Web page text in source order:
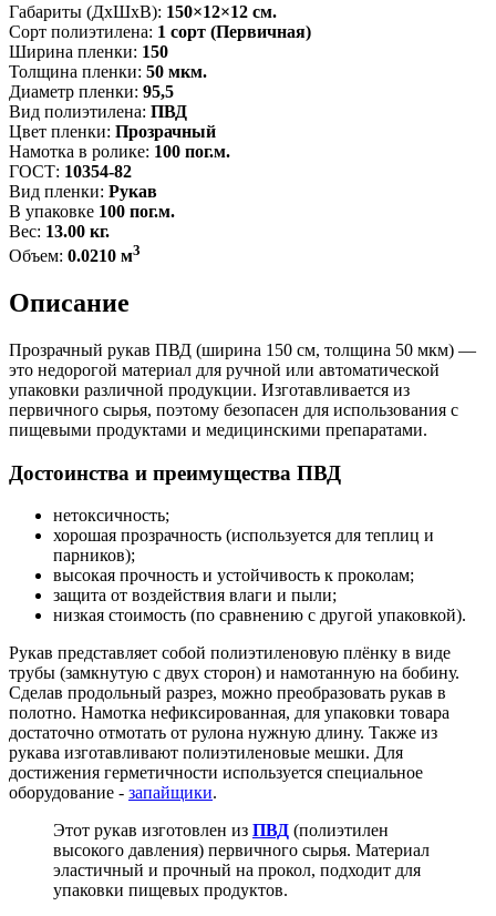
Габариты (ДxШxВ): 150×12×12 см.
Сорт полиэтилена: 1 сорт (Первичная)
Ширина пленки: 150
Толщина пленки: 50 мкм.
Диаметр пленки: 95,5
Вид полиэтилена: ПВД
Цвет пленки: Прозрачный
Намотка в ролике: 100 пог.м.
ГОСТ: 10354-82
Вид пленки: Рукав
В упаковке 100 пог.м.
Вес: 13.00 кг.
Объем: 0.0210 м3
Описание
Прозрачный рукав ПВД (ширина 150 см, толщина 50 мкм) —
это недорогой материал для ручной или автоматической
упаковки различной продукции. Изготавливается из
первичного сырья, поэтому безопасен для использования с
пищевыми продуктами и медицинскими препаратами.
Достоинства и преимущества ПВД
нетоксичность;
хорошая прозрачность (используется для теплиц и
парников);
высокая прочность и устойчивость к проколам;
защита от воздействия влаги и пыли;
низкая стоимость (по сравнению с другой упаковкой).
Рукав представляет собой полиэтиленовую плёнку в виде
трубы (замкнутую с двух сторон) и намотанную на бобину.
Сделав продольный разрез, можно преобразовать рукав в
полотно. Намотка нефиксированная, для упаковки товара
достаточно отмотать от рулона нужную длину. Также из
рукава изготавливают полиэтиленовые мешки. Для
достижения герметичности используется специальное
оборудование - запайщики.
Этот рукав изготовлен из ПВД (полиэтилен
высокого давления) первичного сырья. Материал
эластичный и прочный на прокол, подходит для
упаковки пищевых продуктов.